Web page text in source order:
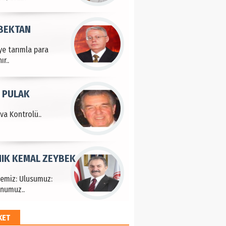
tarımla para
Kontrolü..
PULAK
Ulusumuz:
KEMAL ZEYBEK
HAYRİ PEKER